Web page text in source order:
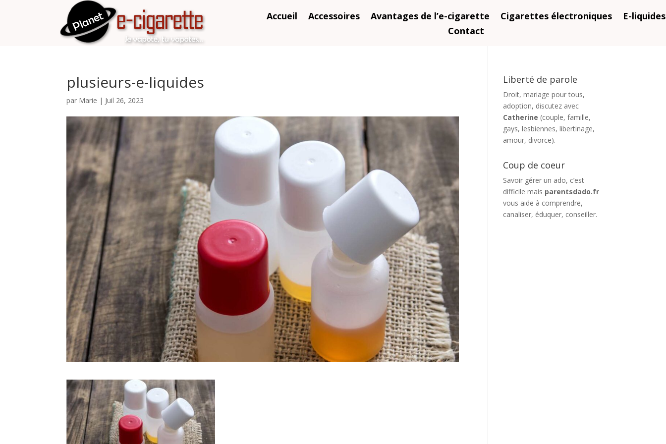
Accueil Accessoires Avantages de l’e-cigarette Cigarettes électroniques
E-liquides
Contact
plusieurs-e-liquides
par Marie | Juil 26, 2023
Liberté de parole
Droit, mariage pour tous,
adoption, discutez avec
Catherine (couple, famille,
gays, lesbiennes, libertinage,
amour, divorce).
Coup de coeur
Savoir gérer un ado, c’est
difficile mais parentsdado.fr
vous aide à comprendre,
canaliser, éduquer, conseiller.